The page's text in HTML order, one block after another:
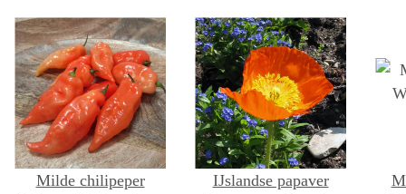
voor beginners
Milde chilipeper
IJslandse papaver